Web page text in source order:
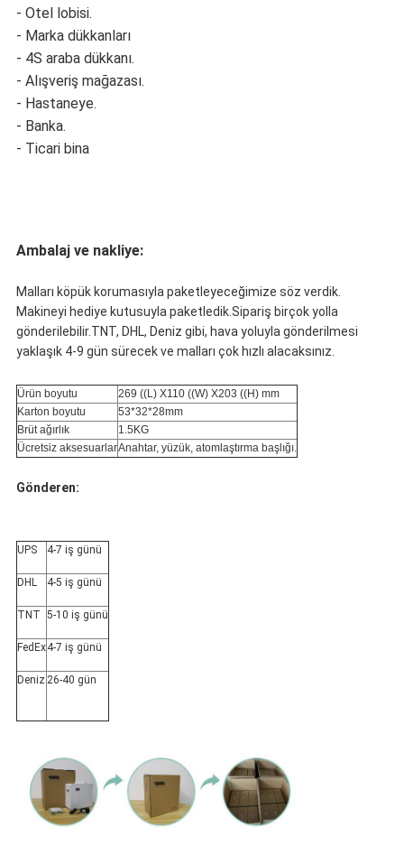
- Otel lobisi.
- Marka dükkanları
- 4S araba dükkanı.
- Alışveriş mağazası.
- Hastaneye.
- Banka.
- Ticari bina
Ambalaj ve nakliye:
Malları köpük korumasıyla paketleyeceğimize söz verdik.
Makineyi hediye kutusuyla paketledik.Sipariş birçok yolla
gönderilebilir.TNT, DHL, Deniz gibi, hava yoluyla gönderilmesi
yaklaşık 4-9 gün sürecek ve malları çok hızlı alacaksınız.
Ürün boyutu
269 ((L) X110 ((W) X203 ((H) mm
Karton boyutu
53*32*28mm
Brüt ağırlık
1.5KG
Ücretsiz aksesuarlarAnahtar, yüzük, atomlaştırma başlığı.
Gönderen:
UPS 4-7 iş günü
DHL 4-5 iş günü
TNT 5-10 iş günü
FedEx4-7 iş günü
Deniz26-40 gün